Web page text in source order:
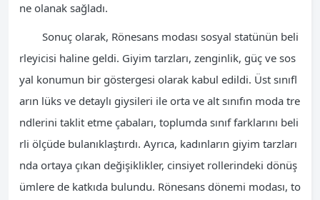
ne olanak sağladı.
Sonuç olarak, Rönesans modası sosyal statünün beli
rleyicisi haline geldi. Giyim tarzları, zenginlik, güç ve sos
yal konumun bir göstergesi olarak kabul edildi. Üst sınıfl
arın lüks ve detaylı giysileri ile orta ve alt sınıfın moda tre
ndlerini taklit etme çabaları, toplumda sınıf farklarını beli
rli ölçüde bulanıklaştırdı. Ayrıca, kadınların giyim tarzları
nda ortaya çıkan değişiklikler, cinsiyet rollerindeki dönüş
ümlere de katkıda bulundu. Rönesans dönemi modası, to